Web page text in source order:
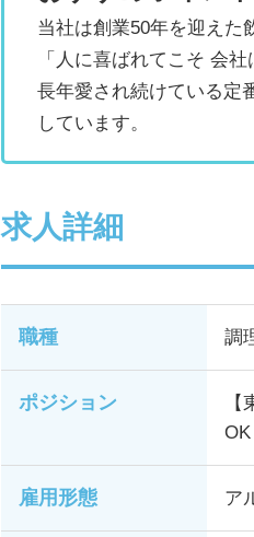
当社は創業50年を迎えた
「人に喜ばれてこそ 会
長年愛され続けている定
しています。
求人詳細
職種 調
ポジション
OK
雇用形態 ア